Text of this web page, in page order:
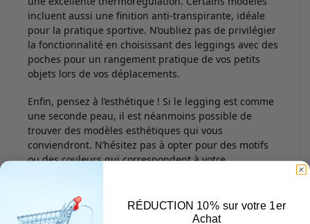
incluent aussi une finition anti-transpirante, idéale
pour la pratique sportive. N’oubliez pas de privilégier
la fonctionnalité en choisissant des leggings avec des
poches pour un rangement pratique de vos petits
objets lors de vos déplacements.
Enfin, pensez à l’esthétique ! Si le legging est comme
une seconde peau, il est néanmoins possible de
trouver des modèles esthétiques qui vous
conviendront. N’hésitez pas à opter pour des motifs
ou des couleurs qui correspondent à votre
homme. RÉDUCTION 10% sur votre 1er
Achat